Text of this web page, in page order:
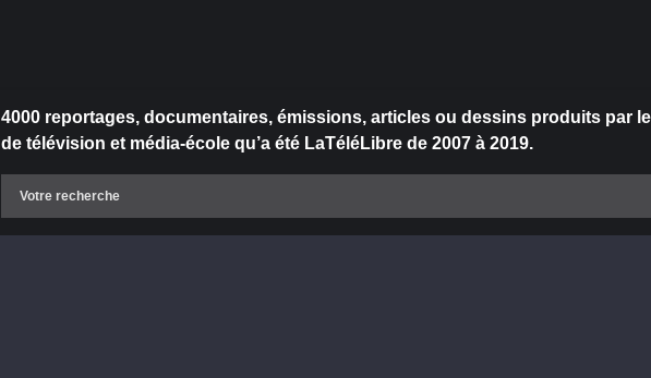
4000 reportages, documentaires, émissions, articles ou dessins produits par
de télévision et média-école qu’a été LaTéléLibre de 2007 à 2019.